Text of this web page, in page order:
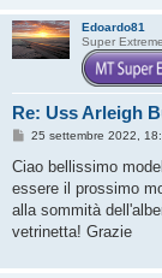
Edoardo81
Super
Re: Uss Arleigh
M
s
a
g
i
25 settembre 2022,
Ciao bellissimo
essere il prossimo
alla sommità
vetrinetta! Grazie